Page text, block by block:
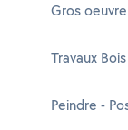
Gros
Travaux
Peindre -